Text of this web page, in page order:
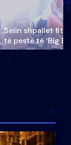
Selin shpallet
të pestë të ‘Big